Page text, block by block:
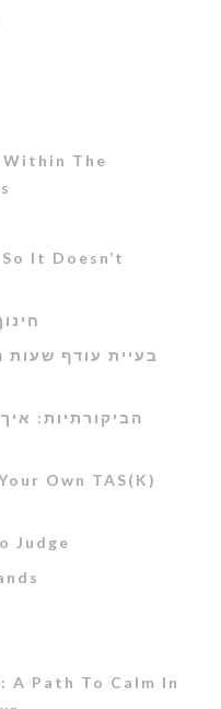
The
It Doesn’t
בעיית עודף שעות
הביקורתיות:
Own TAS(K)
Judge
Path To Calm In